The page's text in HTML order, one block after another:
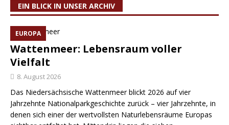
EIN BLICK IN UNSER ARCHIV
EUROPA
Wattenmeer: Lebensraum voller
Vielfalt
8. August 2026
Das Niedersächsische Wattenmeer blickt 2026 auf vier
Jahrzehnte Nationalparkgeschichte zurück – vier Jahrzehnte, in
denen sich einer der wertvollsten Naturlebensräume Europas